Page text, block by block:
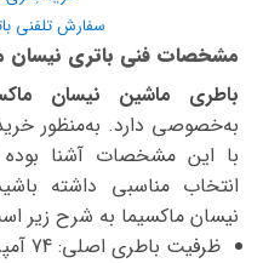
سفارش تلفنی
مشخصات فنی باتری نیسان
باطری ماشین نیسان
به‌خصوصی دارد. به‌منظور
با این مشخصات آشنا بوده
انتخاب مناسبی داشته
نیسان ماکسیما به شرح زیر
ظرفیت باطری اصلی: 74 آمپر ساعت – 74AH